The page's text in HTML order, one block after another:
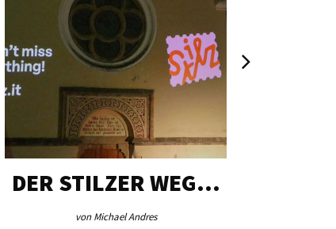
DER STILZER WEG…
von Michael Andres